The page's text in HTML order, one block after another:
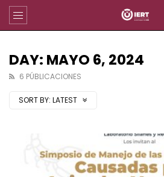
DAY: MAYO 6, 2024
6 PÚBLICACIONES
SORT BY: LATEST